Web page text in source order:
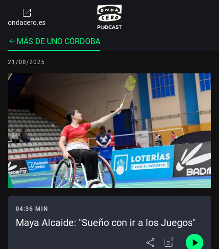
ondacero.es
MÁS DE UNO CÓRDOBA
21/08/2025
04:36 MIN
Maya Alcaide: "Sueño con ir a los Juegos"